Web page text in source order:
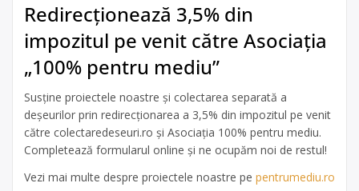
Redirecționează 3,5% din
impozitul pe venit către Asociația
„100% pentru mediu”
Susține proiectele noastre și colectarea separată a
deșeurilor prin redirecționarea a 3,5% din impozitul pe venit
către colectaredeseuri.ro și Asociația 100% pentru mediu.
Completează formularul online și ne ocupăm noi de restul!
Vezi mai multe despre proiectele noastre pe pentrumediu.ro